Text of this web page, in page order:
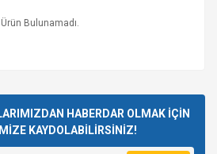
Ürün Bulunamadı.
HABERDAR OLMAK İÇİN
KAYDOLABİLİRSİNİZ!